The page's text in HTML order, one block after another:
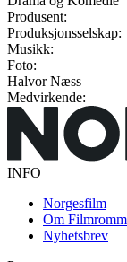
Produsent:
Produksjonsselskap:
Musikk:
Foto:
Halvor Næss
Medvirkende:
INFO
Norgesfilm
Om
Nyhetsbrev